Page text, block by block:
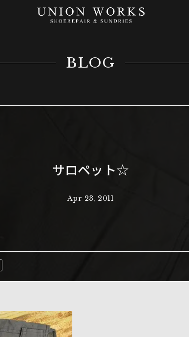
BLOG
サロペット☆
Apr 23, 2011